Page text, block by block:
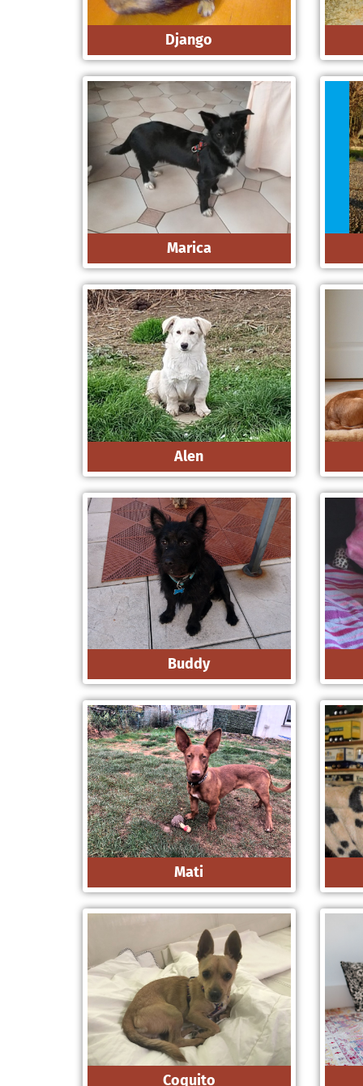
Django
Marica
Alen
Buddy
Mati
Coquito